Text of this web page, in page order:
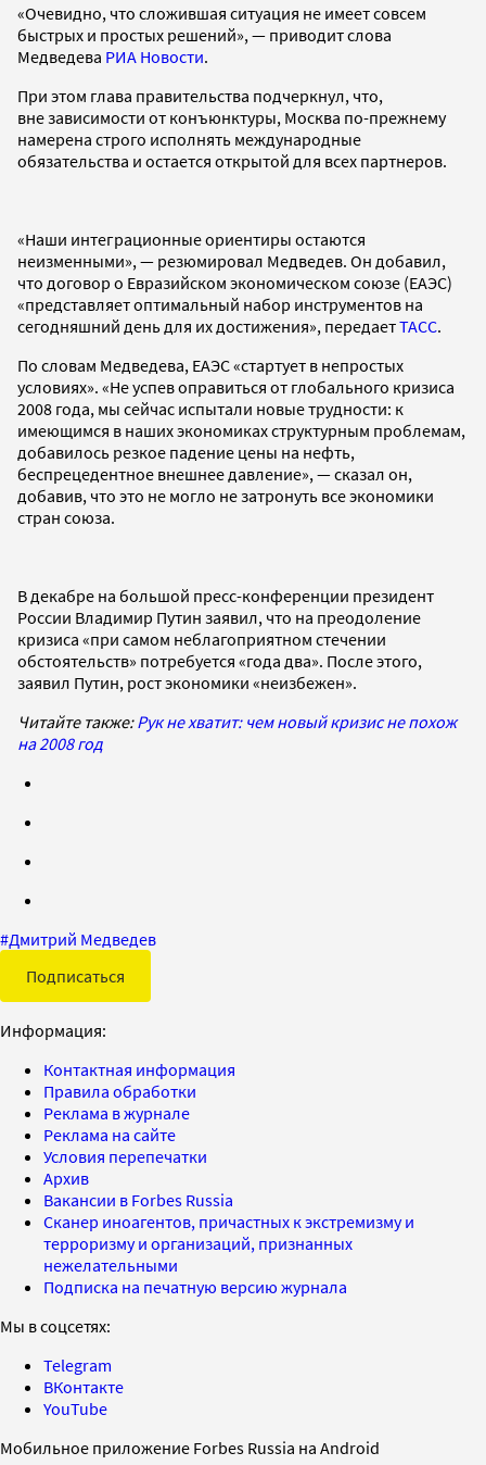
«Очевидно, что сложившая ситуация не имеет совсем
быстрых и простых решений», — приводит слова
Медведева РИА Новости.
При этом глава правительства подчеркнул, что,
вне зависимости от конъюнктуры, Москва по-прежнему
намерена строго исполнять международные
обязательства и остается открытой для всех партнеров.
«Наши интеграционные ориентиры остаются
неизменными», — резюмировал Медведев. Он добавил,
что договор о Евразийском экономическом союзе (ЕАЭС)
«представляет оптимальный набор инструментов на
сегодняшний день для их достижения», передаетТАСС.
По словам Медведева, ЕАЭС «стартует в непростых
условиях». «Не успев оправиться от глобального кризиса
2008 года, мы сейчас испытали новые трудности: к
имеющимся в наших экономиках структурным проблемам,
добавилось резкое падение цены на нефть,
беспрецедентное внешнее давление», — сказал он,
добавив, что это не могло не затронуть все экономики
стран союза.
В декабре на большой пресс-конференции президент
России Владимир Путин заявил, что на преодоление
кризиса «при самом неблагоприятном стечении
обстоятельств» потребуется «года два». После этого,
заявил Путин, рост экономики «неизбежен».
Читайте также:Рук не хватит: чем новый кризис не похож
на 2008 год
#Дмитрий Медведев
Подписаться
Информация:
Контактная информация
Правила обработки
Реклама в журнале
Реклама на сайте
Условия перепечатки
Архив
Вакансии в Forbes Russia
Сканер иноагентов, причастных к экстремизму и
терроризму и организаций, признанных
нежелательными
Подписка на печатную версию журнала
Мы в соцсетях:
Telegram
ВКонтакте
YouTube
Мобильное приложение Forbes Russia на Android